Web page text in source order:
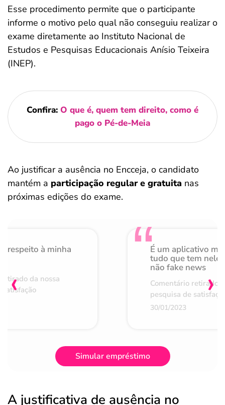
Esse procedimento permite que o participante
informe o motivo pelo qual não conseguiu realizar o
exame diretamente ao Instituto Nacional de
Estudos e Pesquisas Educacionais Anísio Teixeira
(INEP).
Confira: O que é, quem tem direito, como é
pago o Pé-de-Meia
Ao justificar a ausência no Encceja, o candidato
mantém a participação regular e gratuita nas
próximas edições do exame.
respeito à minha
da nossa
É um aplicativo
tudo que tem nele
não fake news
Comentário retirado
pesquisa de
30/01/2023
‹ ›
Simular empréstimo
A justificativa de ausência no